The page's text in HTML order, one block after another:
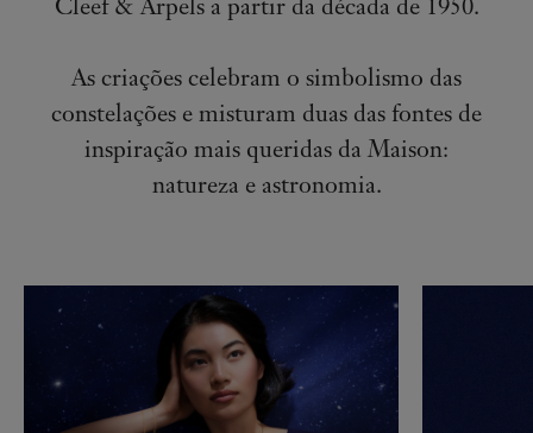
Cleef & Arpels a partir da década de 1950.
As criações celebram o simbolismo das
constelações e misturam duas das fontes de
inspiração mais queridas da Maison:
natureza e astronomia.